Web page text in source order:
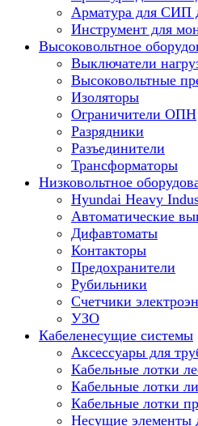
Арматура для СИП
Инструмент для
Высоковольтное
Выключатели
Высоковольтные
Изоляторы
Ограничители ОПН
Разрядники
Разъединители
Трансформаторы
Низковольтное
Hyundai Heavy
Автоматические
Дифавтоматы
Контакторы
Предохранители
Рубильники
Счетчики
УЗО
Кабеленесущие системы
Аксессуары для
Кабельные лотки
Кабельные лотки
Кабельные лотки
Несущие элементы